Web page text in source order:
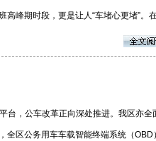
峰期时段，更是让人“车堵心更堵”。
台，公车改革正向深处推进。我区亦全
全区公务用车车载智能终端系统（OBD